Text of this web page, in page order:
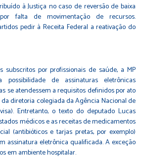
à Justiça no caso de reversão de baixa
falta de movimentação de recursos.
pedir à Receita Federal a reativação do
subscritos por profissionais de saúde, a MP
possibilidade de assinaturas eletrônicas
se atendessem a requisitos definidos por ato
diretoria colegiada da Agência Nacional de
Entretanto, o texto do deputado Lucas
médicos e as receitas de medicamentos
(antibióticos e tarjas pretas, por exemplo)
assinatura eletrônica qualificada. A exceção
em ambiente hospitalar.